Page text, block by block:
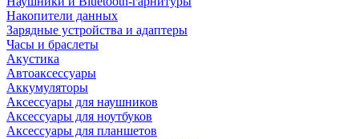
Накопители данных
Зарядные устройства и адаптеры
Часы и браслеты
Акустика
Автоаксессуары
Аккумуляторы
Аксессуары для наушников
Аксессуары для ноутбуков
Аксессуары для планшетов